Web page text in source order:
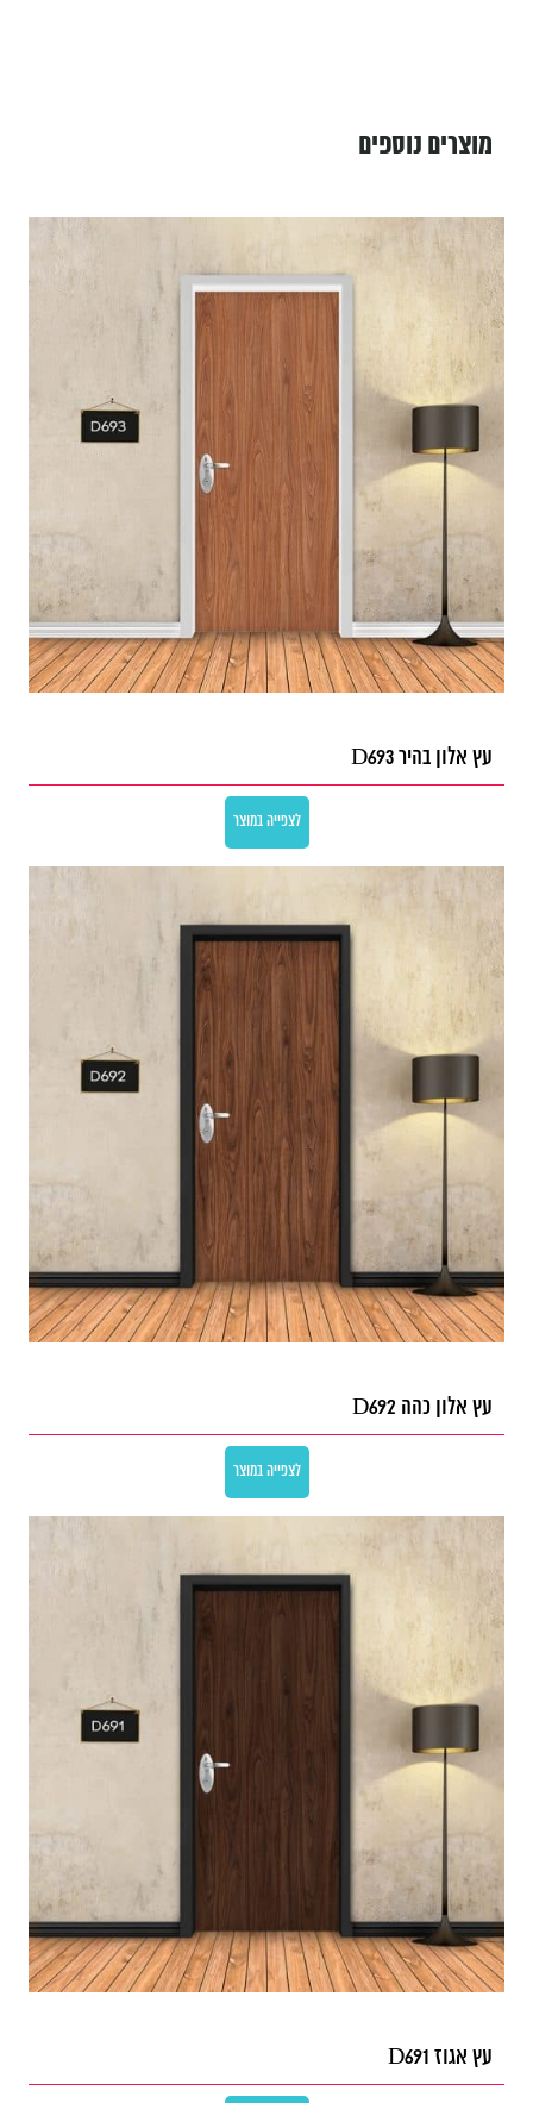
מוצרים נוספים
עץ אלון בהיר D693
לצפייה במוצר
עץ אלון כהה D692
לצפייה במוצר
עץ אגוז D691